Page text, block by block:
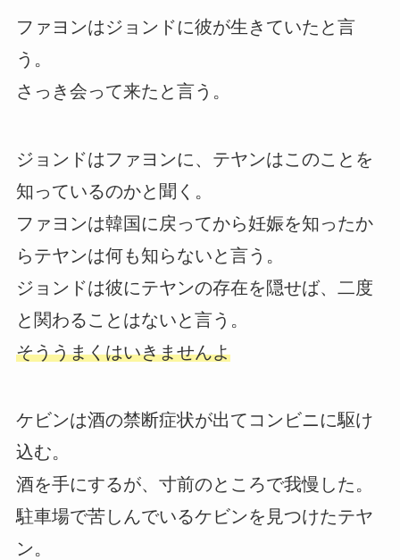
ファヨンはジョンドに彼が生きていたと言
う。
さっき会って来たと言う。
ジョンドはファヨンに、テヤンはこのことを
知っているのかと聞く。
ファヨンは韓国に戻ってから妊娠を知ったか
らテヤンは何も知らないと言う。
ジョンドは彼にテヤンの存在を隠せば、二度
と関わることはないと言う。
そううまくはいきませんよ
ケビンは酒の禁断症状が出てコンビニに駆け
込む。
酒を手にするが、寸前のところで我慢した。
駐車場で苦しんでいるケビンを見つけたテヤ
ン。